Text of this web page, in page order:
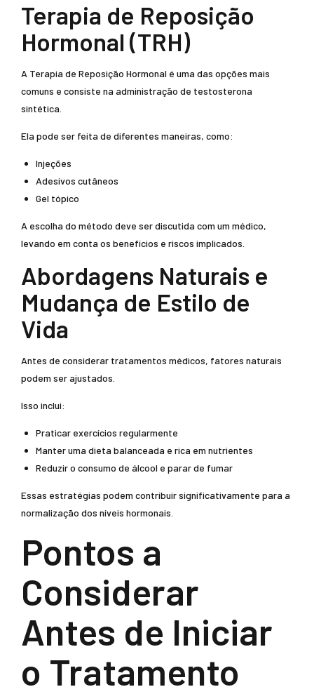
Terapia de Reposição
Hormonal (TRH)
A Terapia de Reposição Hormonal é uma das opções mais
comuns e consiste na administração de testosterona
sintética.
Ela pode ser feita de diferentes maneiras, como:
Injeções
Adesivos cutâneos
Gel tópico
A escolha do método deve ser discutida com um médico,
levando em conta os benefícios e riscos implicados.
Abordagens Naturais e
Mudança de Estilo de
Vida
Antes de considerar tratamentos médicos, fatores naturais
podem ser ajustados.
Isso inclui:
Praticar exercícios regularmente
Manter uma dieta balanceada e rica em nutrientes
Reduzir o consumo de álcool e parar de fumar
Essas estratégias podem contribuir significativamente para a
normalização dos níveis hormonais.
Pontos a
Considerar
Antes de Iniciar
o Tratamento